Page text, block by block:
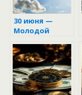
30 июня —
Молодой